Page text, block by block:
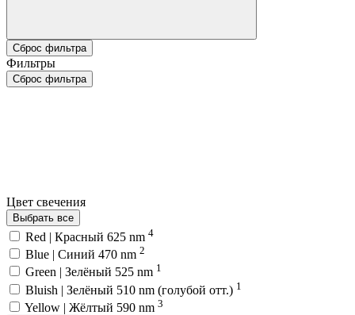
Сброс фильтра
Фильтры
Сброс фильтра
Цвет свечения
Выбрать все
Red | Красный 625 nm 4
Blue | Синий 470 nm 2
Green | Зелёный 525 nm 1
Bluish | Зелёный 510 nm (голубой отт.) 1
Yellow | Жёлтый 590 nm 3